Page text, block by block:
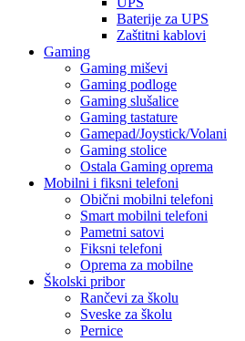
Baterije za UPS
Zaštitni kablovi
Gaming
Gaming miševi
Gaming podloge
Gaming slušalice
Gaming tastature
Gamepad/Joystick/Volani
Gaming stolice
Ostala Gaming oprema
Mobilni i fiksni telefoni
Obični mobilni telefoni
Smart mobilni telefoni
Pametni satovi
Fiksni telefoni
Oprema za mobilne
Školski pribor
Rančevi za školu
Sveske za školu
Pernice